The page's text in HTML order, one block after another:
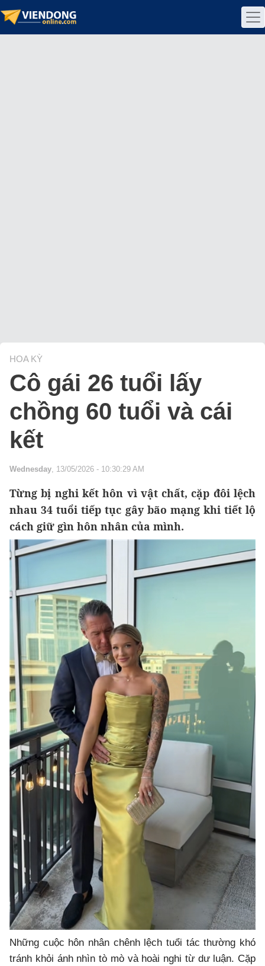
HOA KỲ
Cô gái 26 tuổi lấy
chồng 60 tuổi và cái
kết
Wednesday, 13/05/2026 - 10:30:29 AM
Từng bị nghi kết hôn vì vật chất, cặp đôi lệch
nhau 34 tuổi tiếp tục gây bão mạng khi tiết lộ
cách giữ gìn hôn nhân của mình.
Những cuộc hôn nhân chênh lệch tuổi tác thường khó
tránh khỏi ánh nhìn tò mò và hoài nghi từ dư luận. Cặp